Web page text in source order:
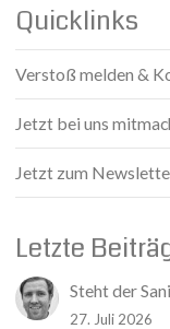
Quicklinks
Verstoß melden &
Jetzt bei uns
Jetzt zum
Letzte
Steht der
27. Juli 2026